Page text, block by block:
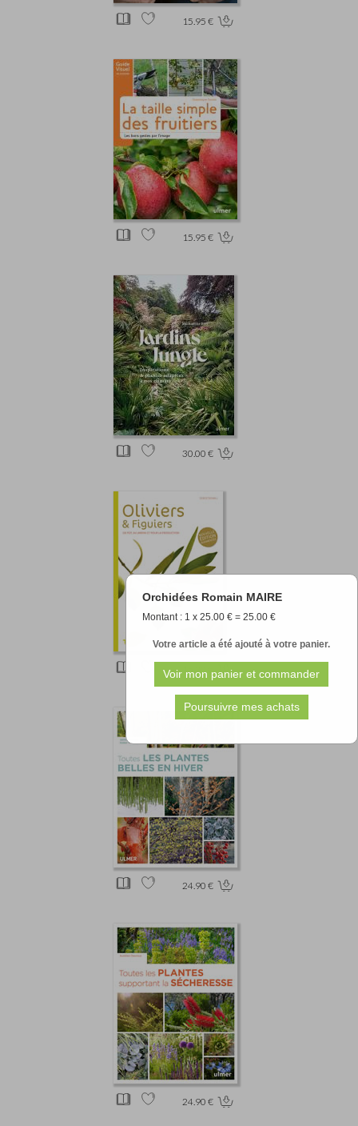
Orchidées Romain MAIRE
Montant : 1 x 25.00 € = 25.00 €
Votre article a été ajouté à votre panier.
15.95 €
15.95 €
30.00 €
24.90 €
24.90 €